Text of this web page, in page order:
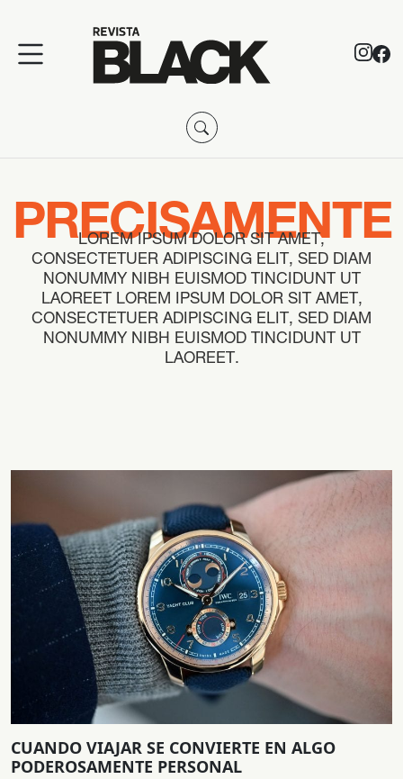
PRECISAMENTE
LOREM IPSUM DOLOR SIT AMET,
CONSECTETUER ADIPISCING ELIT, SED DIAM
NONUMMY NIBH EUISMOD TINCIDUNT UT
LAOREET LOREM IPSUM DOLOR SIT AMET,
CONSECTETUER ADIPISCING ELIT, SED DIAM
NONUMMY NIBH EUISMOD TINCIDUNT UT
LAOREET.
CUANDO VIAJAR SE CONVIERTE EN ALGO
PODEROSAMENTE PERSONAL